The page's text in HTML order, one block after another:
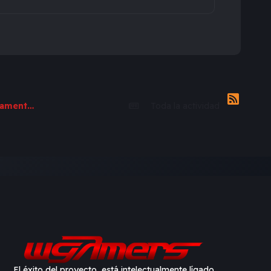
Tenía la ilusión de pasar las fiestas en el mar, alquiló departamento y la supuesta dueña dejó de responderle